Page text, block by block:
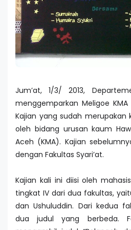
Jum’at, 1/3/ 2013,
menggemparkan Meligoe
Kajian yang sudah merupakan
oleh bidang urusan kaum
Aceh (KMA). Kajian
dengan Fakultas Syari’at.
Kajian kali ini diisi oleh
tingkat IV dari dua fakultas,
dan Ushuluddin. Dari kedua
dua judul yang berbeda.